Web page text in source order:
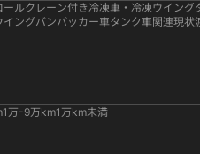
ールクレーン付き冷凍車・冷凍ウイング
イングバンパッカー車タンク車関連現状
1万-9万km1万km未満